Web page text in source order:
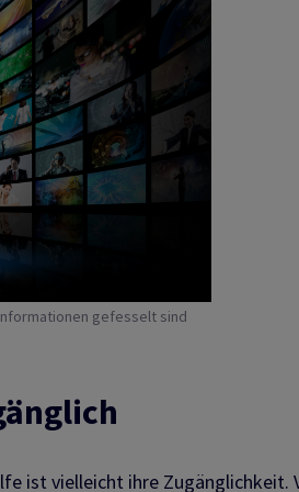
gefesselt sind
ist vielleicht ihre Zugänglichkeit.